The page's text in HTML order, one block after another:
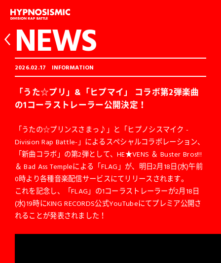
NEWS
2026.02.17 INFORMATION
「うた☆プリ」&「ヒプマイ」 コラボ第2弾楽曲
の1コーラストレーラー公開決定！
「うたの☆プリンスさまっ♪」と「ヒプノシスマイク -
Division Rap Battle-」によるスペシャルコラボレーション、
「新曲コラボ」の第2弾として、HE★VENS ＆ Buster Bros!!!
＆ Bad Ass Templeによる「FLAG」が、明日2月18日(水)午前
0時より各種音楽配信サービスにてリリースされます。
これを記念し、「FLAG」の1コーラストレーラーが2月18日
(水)19時にKING RECORDS公式YouTubeにてプレミア公開さ
れることが発表されました！